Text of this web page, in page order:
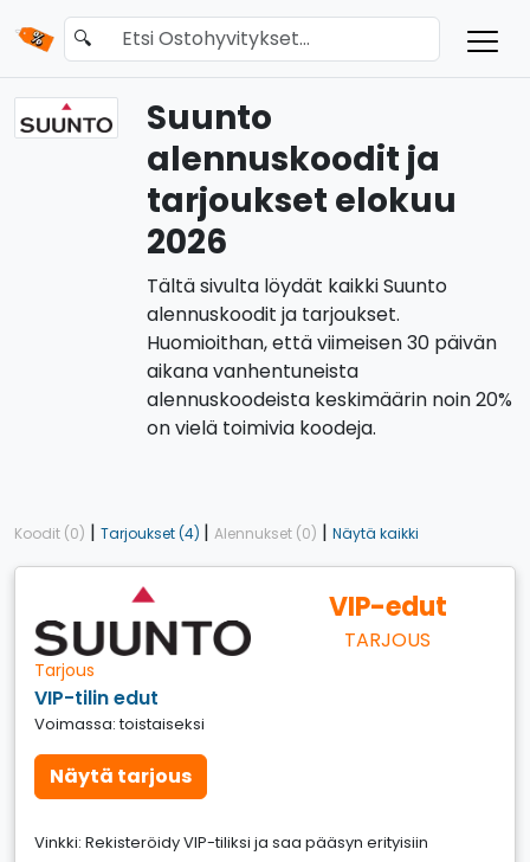
🔍
Suunto
alennuskoodit ja
tarjoukset elokuu
2026
Tältä sivulta löydät kaikki Suunto
alennuskoodit ja tarjoukset.
Huomioithan, että viimeisen 30 päivän
aikana vanhentuneista
alennuskoodeista keskimäärin noin 20%
on vielä toimivia koodeja.
Koodit (0) | Tarjoukset (4) | Alennukset (0) | Näytä kaikki
VIP-edut
TARJOUS
Tarjous
VIP-tilin edut
Voimassa: toistaiseksi
Näytä tarjous
Vinkki: Rekisteröidy VIP-tiliksi ja saa pääsyn erityisiin